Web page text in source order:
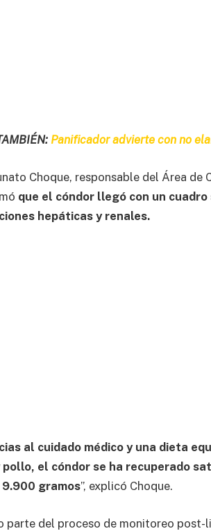
Panificador advierte con no
Choque, responsable del Área de
que el cóndor llegó con un
hepáticas y renales.
al cuidado médico y una dieta
pollo, el cóndor se ha recuperado
9.900 gramos”, explicó Choque.
parte del proceso de monitoreo